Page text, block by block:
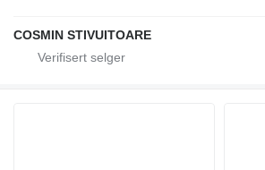
COSMIN STIVUITOARE